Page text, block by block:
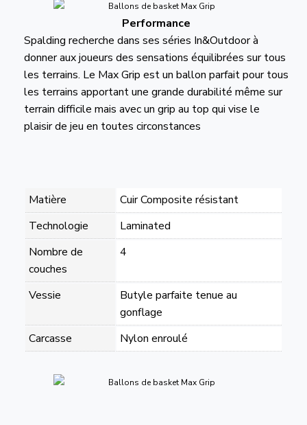
Performance
Spalding recherche dans ses séries In&Outdoor à
donner aux joueurs des sensations équilibrées sur tous
les terrains. Le Max Grip est un ballon parfait pour tous
les terrains apportant une grande durabilité même sur
terrain difficile mais avec un grip au top qui vise le
plaisir de jeu en toutes circonstances
Matière
Cuir Composite résistant
Technologie
Laminated
Nombre de
couches
4
Vessie
Butyle parfaite tenue au
gonflage
Carcasse
Nylon enroulé